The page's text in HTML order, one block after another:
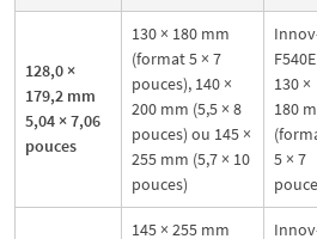
128,0 ×
179,2 mm
5,04 × 7,06
pouces
130 × 180 mm
(format 5 × 7
pouces), 140 ×
200 mm (5,5 × 8
pouces) ou 145 ×
255 mm (5,7 × 10
pouces)
130 ×
180
5 × 7
145 × 255 mm